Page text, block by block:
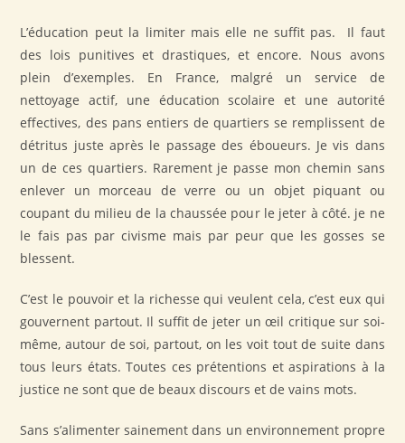
L’éducation peut la limiter mais elle ne suffit pas. Il faut
des lois punitives et drastiques, et encore. Nous avons
plein d’exemples. En France, malgré un service de
nettoyage actif, une éducation scolaire et une autorité
effectives, des pans entiers de quartiers se remplissent de
détritus juste après le passage des éboueurs. Je vis dans
un de ces quartiers. Rarement je passe mon chemin sans
enlever un morceau de verre ou un objet piquant ou
coupant du milieu de la chaussée pour le jeter à côté. je ne
le fais pas par civisme mais par peur que les gosses se
blessent.
C’est le pouvoir et la richesse qui veulent cela, c’est eux qui
gouvernent partout. Il suffit de jeter un œil critique sur soi-
même, autour de soi, partout, on les voit tout de suite dans
tous leurs états. Toutes ces prétentions et aspirations à la
justice ne sont que de beaux discours et de vains mots.
Sans s’alimenter sainement dans un environnement propre